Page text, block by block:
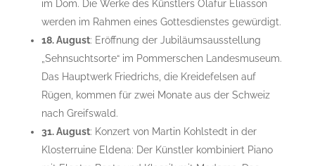
im Dom. Die Werke des Künstlers Olafur Eliasson
werden im Rahmen eines Gottesdienstes gewürdigt.
18. August: Eröffnung der Jubiläumsausstellung
„Sehnsuchtsorte“ im Pommerschen Landesmuseum.
Das Hauptwerk Friedrichs, die Kreidefelsen auf
Rügen, kommen für zwei Monate aus der Schweiz
nach Greifswald.
31. August: Konzert von Martin Kohlstedt in der
Klosterruine Eldena: Der Künstler kombiniert Piano